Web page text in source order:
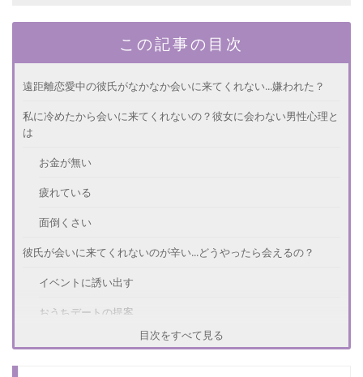
この記事の目次
遠距離恋愛中の彼氏がなかなか会いに来てくれない...嫌われた？
私に冷めたから会いに来てくれないの？彼女に会わない男性心理と
は
お金が無い
疲れている
面倒くさい
彼氏が会いに来てくれないのが辛い...どうやったら会えるの？
イベントに誘い出す
おうちデートの提案
目次をすべて見る